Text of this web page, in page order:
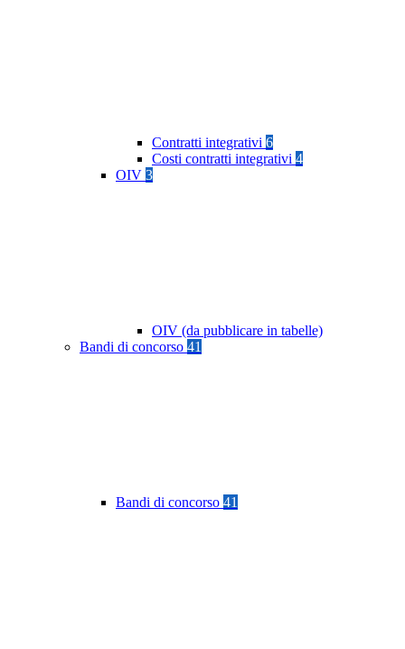
Contratti integrativi 6
Costi contratti integrativi 4
OIV 3
OIV (da pubblicare in tabelle)
Bandi di concorso 41
Bandi di concorso 41